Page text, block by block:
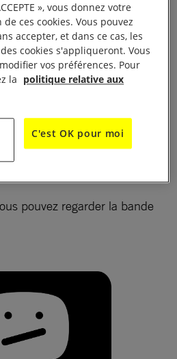
d’innombrables familles
les bombardements. Parmi
enfants tiennent bon, cachés
Courageusement, ils
jour pour continuer à vivre
voisins et son nouveau-né.
ils font chaque jour face
pouvez regarder la bande
», vous donnez votre
ces cookies. Vous pouvez
accepter, et dans ce cas, les
cookies s'appliqueront. Vous
vos préférences. Pour
la politique relative aux
C'est OK pour moi